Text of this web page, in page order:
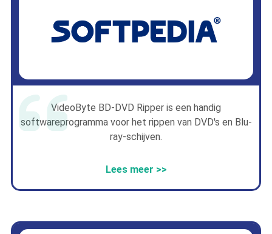
VideoByte BD-DVD Ripper is een handig
softwareprogramma voor het rippen van DVD's en Blu-
ray-schijven.
Lees meer >>